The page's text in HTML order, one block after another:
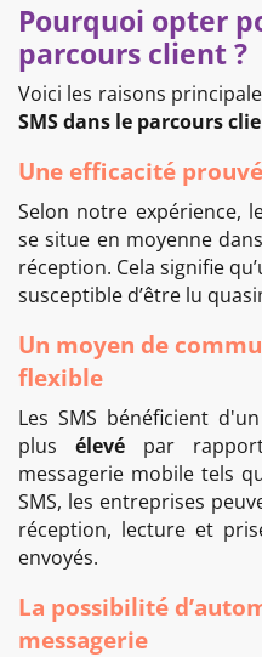
Pourquoi opter
parcours client ?
Voici les raisons
SMS dans le parcours
Une efficacité
Selon notre expérience,
se situe en moyenne
réception. Cela signifie
susceptible d’être lu
Un moyen de
flexible
Les SMS bénéficient
plus élevé par
messagerie mobile tels
SMS, les entreprises
réception, lecture et
envoyés.
La possibilité
messagerie